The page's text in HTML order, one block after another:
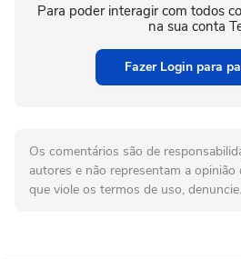
Para poder interagir com todos
na sua conta
Fazer Login para
Os comentários são de
autores e não representam a opinião
que viole os termos de uso, denuncie.